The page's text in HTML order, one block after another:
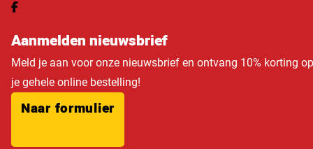
Aanmelden nieuwsbrief
Meld je aan voor onze nieuwsbrief en ontvang 10% korting op
je gehele online bestelling!
Naar formulier